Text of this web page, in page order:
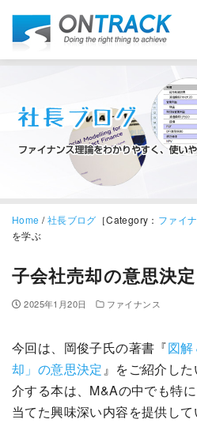
Home /社長ブログ ［Category： ファイ
を学ぶ
子会社売却の意思決
2025年1月20日 ファイナンス
今回は、岡俊子氏の著書『図
却」の意思決定』をご紹介し
介する本は、M&Aの中でも特
当てた興味深い内容を提供し